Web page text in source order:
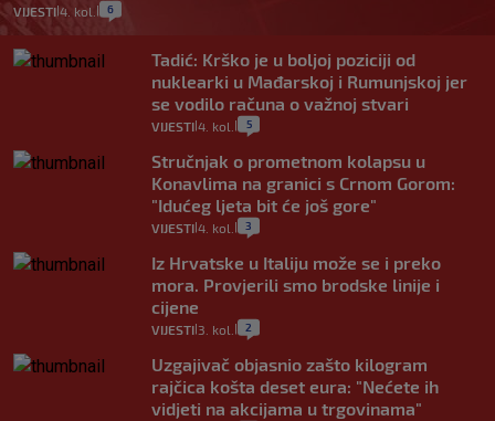
VIJESTI 4. kol. 6
Tadić: Krško je u boljoj poziciji od
nuklearki u Mađarskoj i Rumunjskoj jer
se vodilo računa o važnoj stvari
VIJESTI 4. kol. 5
Stručnjak o prometnom kolapsu u
Konavlima na granici s Crnom Gorom:
"Idućeg ljeta bit će još gore"
VIJESTI 4. kol. 3
Iz Hrvatske u Italiju može se i preko
mora. Provjerili smo brodske linije i
cijene
VIJESTI 3. kol. 2
Uzgajivač objasnio zašto kilogram
rajčica košta deset eura: "Nećete ih
vidjeti na akcijama u trgovinama"